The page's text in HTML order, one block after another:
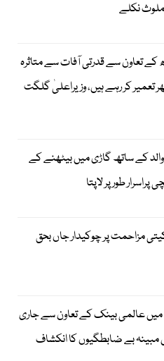
ملوث نکلے
تعاون سے قدرتی آفات سے متاثرہ
تعمیر کر رہے ہیں، وزیراعلیٰ گلگت
والد کے ساتھ گاڑی میں بیٹھنے کے
مزاحمت پر چوکیدار جاں بحق
میں عالمی بینک کے تعاون سے جاری
بے ضابطگیوں کا انکشاف